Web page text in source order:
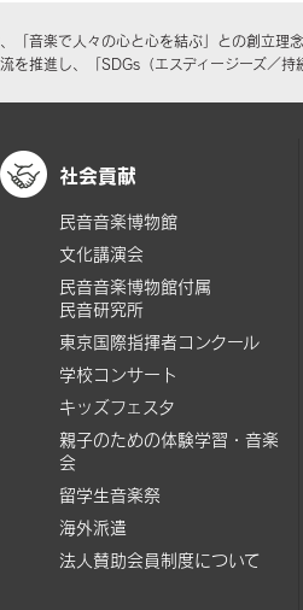
「音楽で人々の心と心を結ぶ」との創立理
を推進し、「SDGs（エスディージーズ／
社会貢献
民音音楽博物館
文化講演会
民音音楽博物館付属
民音研究所
東京国際指揮者コンクール
学校コンサート
キッズフェスタ
親子のための体験学習・音楽
会
留学生音楽祭
海外派遣
法人賛助会員制度について